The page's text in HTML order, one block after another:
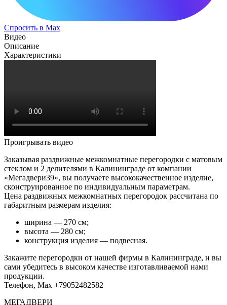
Спросить в Max
Видео
Описание
Характеристики
Проигрывать видео
Заказывая раздвижные межкомнатные перегородки с матовым
стеклом и 2 делителями в Калининграде от компании
«Мегадвери39», вы получаете высококачественное изделие,
сконструированное по индивидуальным параметрам.
Цена раздвижных межкомнатных перегородок рассчитана по
габаритным размерам изделия:
ширина — 270 см;
высота — 280 см;
конструкция изделия — подвесная.
Закажите перегородки от нашей фирмы в Калининграде, и вы
сами убедитесь в высоком качестве изготавливаемой нами
продукции.
Телефон, Мах +79052482582
МЕГАДВЕРИ